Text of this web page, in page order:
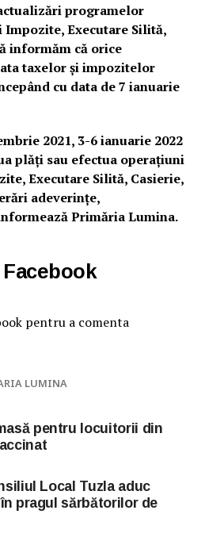
programelor
Executare Silită,
informăm că orice
taxelor și impozitelor
cu data de 7 ianuarie
2021, 3-6 ianuarie 2022
plăți sau efectua operațiuni
Executare Silită, Casierie,
adeverințe,
Primăria Lumina.
pentru a comenta
LUMINA
pentru locuitorii din
Local Tuzla aduc
pragul sărbătorilor de